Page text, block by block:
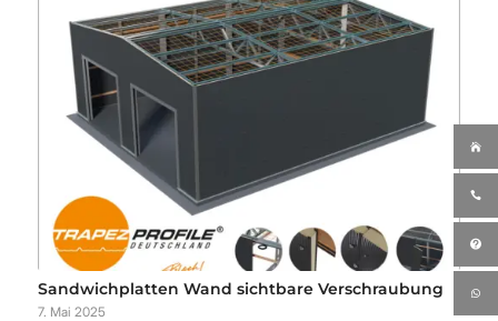
Sandwichplatten Wand sichtbare Verschraubung
7. Mai 2025